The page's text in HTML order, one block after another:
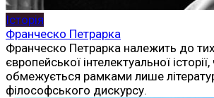
Історія
Франческо Петрарка
Франческо Петрарка належить до
європейської інтелектуальної
обмежується рамками лише
філософського дискурсу.